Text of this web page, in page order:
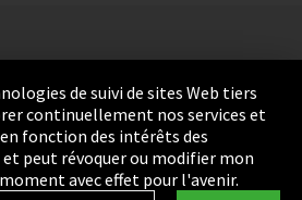
de suivi de sites Web tiers
continuellement nos services et
fonction des intérêts des
peut révoquer ou modifier mon
avec effet pour l'avenir.